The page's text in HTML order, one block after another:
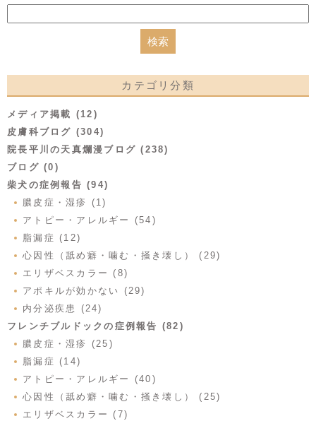
カテゴリ分類
メディア掲載 (12)
皮膚科ブログ (304)
院長平川の天真爛漫ブログ (238)
ブログ (0)
柴犬の症例報告 (94)
膿皮症・湿疹 (1)
アトピー・アレルギー (54)
脂漏症 (12)
心因性（舐め癖・噛む・掻き壊し） (29)
エリザベスカラー (8)
アポキルが効かない (29)
内分泌疾患 (24)
フレンチブルドックの症例報告 (82)
膿皮症・湿疹 (25)
脂漏症 (14)
アトピー・アレルギー (40)
心因性（舐め癖・噛む・掻き壊し） (25)
エリザベスカラー (7)